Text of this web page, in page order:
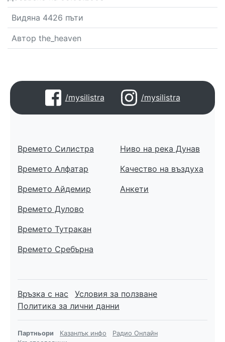
Видяна 4426 пъти
Автор the_heaven
/mysilistra /mysilistra
Времето Силистра
Времето Алфатар
Времето Айдемир
Времето Дулово
Времето Тутракан
Времето Сребърна
Ниво на река Дунав
Качество на въздуха
Анкети
Връзка с нас
Условия за ползване
Политика за лични данни
Партньори Казанлък инфо
Радио Онлайн